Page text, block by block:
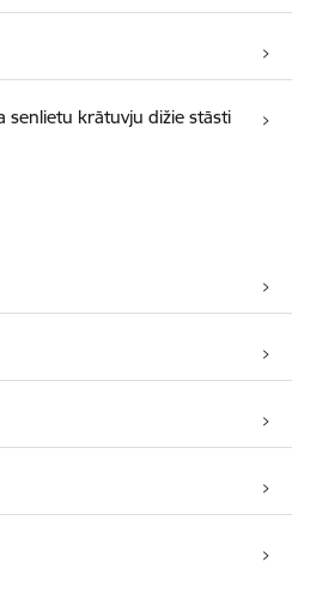
senlietu krātuvju dižie stāsti